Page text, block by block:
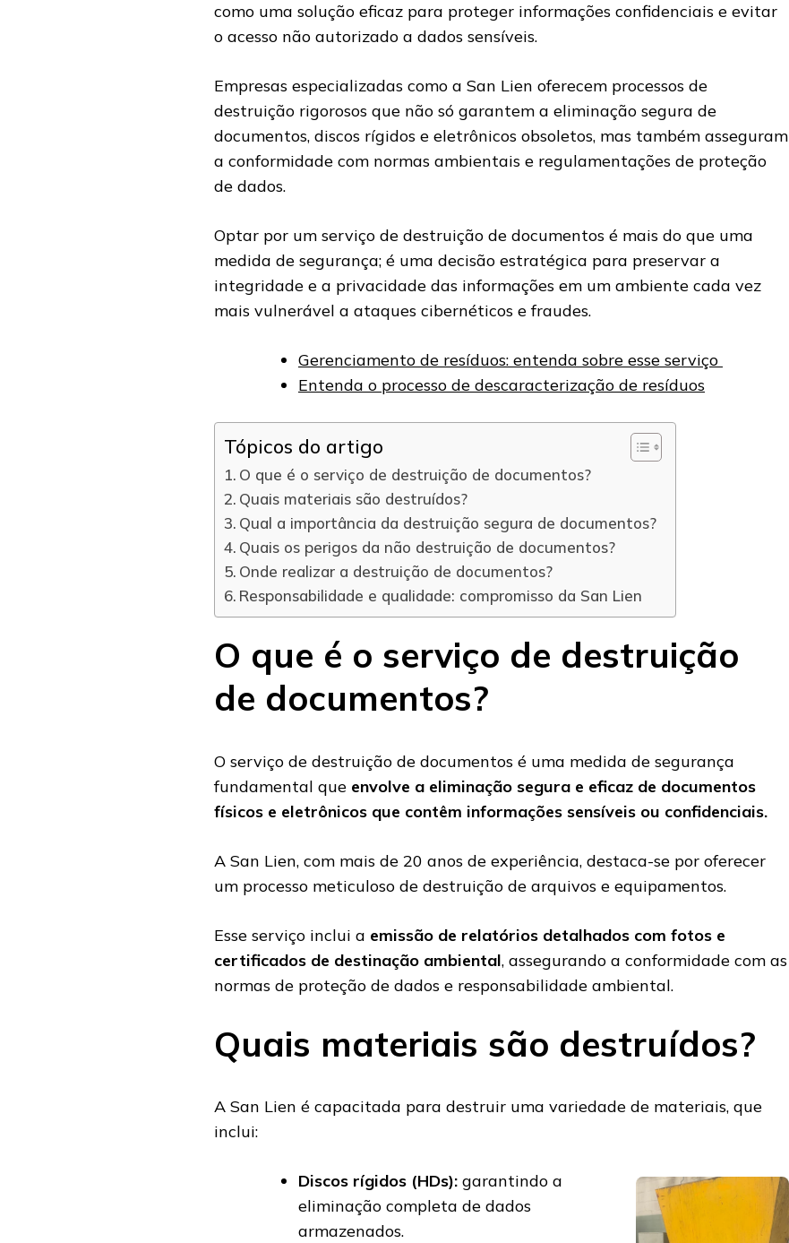
como uma solução eficaz para proteger informações confidenciais e evitar
o acesso não autorizado a dados sensíveis.
Empresas especializadas como a San Lien oferecem processos de
destruição rigorosos que não só garantem a eliminação segura de
documentos, discos rígidos e eletrônicos obsoletos, mas também asseguram
a conformidade com normas ambientais e regulamentações de proteção
de dados.
Optar por um serviço de destruição de documentos é mais do que uma
medida de segurança; é uma decisão estratégica para preservar a
integridade e a privacidade das informações em um ambiente cada vez
mais vulnerável a ataques cibernéticos e fraudes.
Gerenciamento de resíduos: entenda sobre esse serviço
Entenda o processo de descaracterização de resíduos
Tópicos do artigo
O que é o serviço de destruição de documentos?
Quais materiais são destruídos?
Qual a importância da destruição segura de documentos?
Quais os perigos da não destruição de documentos?
Onde realizar a destruição de documentos?
Responsabilidade e qualidade: compromisso da San Lien
O que é o serviço de destruição
de documentos?
O serviço de destruição de documentos é uma medida de segurança
fundamental que envolve a eliminação segura e eficaz de documentos
físicos e eletrônicos que contêm informações sensíveis ou confidenciais.
A San Lien, com mais de 20 anos de experiência, destaca-se por oferecer
um processo meticuloso de destruição de arquivos e equipamentos.
Esse serviço inclui a emissão de relatórios detalhados com fotos e
certificados de destinação ambiental, assegurando a conformidade com as
normas de proteção de dados e responsabilidade ambiental.
Quais materiais são destruídos?
A San Lien é capacitada para destruir uma variedade de materiais, que
inclui:
Discos rígidos (HDs): garantindo a
eliminação completa de dados
armazenados.